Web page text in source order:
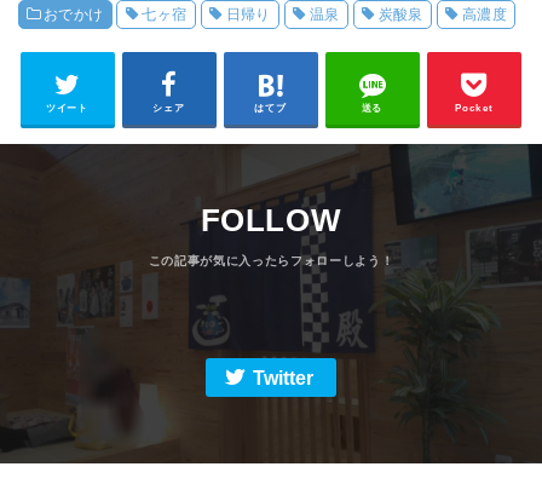
おでかけ 七ヶ宿 日帰り 温泉 炭酸泉 高濃度
ツイート シェア はてブ 送る Pocket
FOLLOW
Twitter